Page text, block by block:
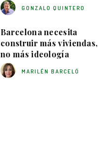
GONZALO QUINTERO
Barcelona necesita
construir más viviendas,
no más ideología
MARILÉN BARCELÓ